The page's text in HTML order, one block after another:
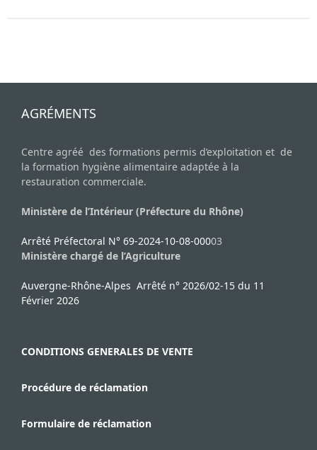
AGRÉMENTS
Centre agréé des formations permis d’exploitation et de
la formation hygiène alimentaire adaptée à la
restauration commerciale.
Ministère de l’Intérieur (Préfecture du Rhône)
Arrêté Préfectoral N° 69-2024-10-08-00003
Ministère chargé de l’Agriculture
Auvergne-Rhône-Alpes Arrêté n° 2026/02-15 du 11
Février 2026
CONDITIONS GENERALES DE VENTE
Procédure de réclamation
Formulaire de réclamation